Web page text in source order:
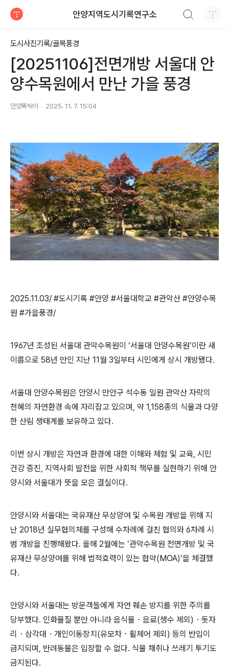
안양지역도시기록연구소
도시사진기록/골목풍경
[20251106]전면개방 서울대 안
양수목원에서 만난 가을 풍경
안양똑딱이 2025. 11. 7. 15:04
2025.11.03/ #도시기록 #안양 #서울대학교 #관악산 #안양수목
원 #가을풍경/
1967년 조성된 서울대 관악수목원이 ‘서울대 안양수목원’이란 새
이름으로 58년 만인 지난 11월 3일부터 시민에게 상시 개방됐다.
서울대 안양수목원은 안양시 만안구 석수동 일원 관악산 자락의
천혜의 자연환경 속에 자리잡고 있으며, 약 1,158종의 식물과 다양
한 산림 생태계를 보유하고 있다.
이번 상시 개방은 자연과 환경에 대한 이해와 체험 및 교육, 시민
건강 증진, 지역사회 발전을 위한 사회적 책무를 실현하기 위해 안
양시와 서울대가 뜻을 모은 결실이다.
안양시와 서울대는 국유재산 무상양여 및 수목원 개방을 위해 지
난 2018년 실무협의체를 구성해 수차례에 걸친 협의와 6차례 시
범 개방을 진행해왔다. 올해 2월에는 ‘관악수목원 전면개방 및 국
유재산 무상양여를 위해 법적효력이 있는 협약(MOA)’을 체결했
다.
안양시와 서울대는 방문객들에게 자연 훼손 방지를 위한 주의를
당부했다. 인화물질 뿐만 아니라 음식물 ・ 음료(생수 제외 ) ・ 돗자
리
・ 삼각대 ・ 개인이동장치 (유모차 ・ 휠체어 제외 ) 등의 반입이
금지되며, 반려동물은 입장할 수 없다. 식물 채취나 쓰레기 투기도
금지된다.